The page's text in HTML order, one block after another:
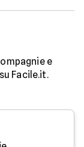
e
Facile.it.